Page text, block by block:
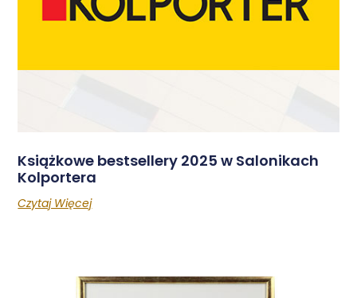
Książkowe bestsellery 2025 w Salonikach
Kolportera
Czytaj Więcej